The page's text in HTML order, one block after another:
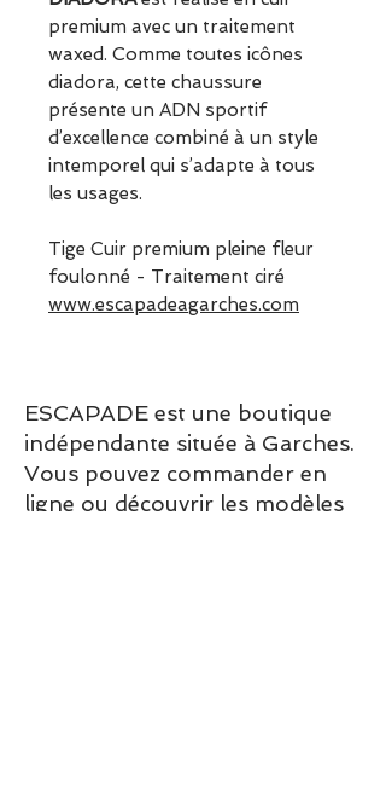
premium avec un traitement
waxed. Comme toutes icônes
diadora, cette chaussure
présente un ADN sportif
d’excellence combiné à un style
intemporel qui s’adapte à tous
les usages.
Tige Cuir premium pleine fleur
foulonné - Traitement ciré
www.escapadeagarches.com
ESCAPADE est une boutique
indépendante située à Garches.
Vous pouvez commander en
ligne ou découvrir les modèles